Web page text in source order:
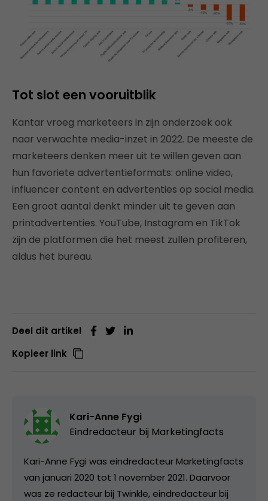
Tot slot een vooruitblik
Kantar vroeg marketeers in zijn onderzoek ook
naar verwachte media-inzet in 2022. De meeste de
marketeers denken meer uit te willen geven aan
hun favoriete advertentieformats: online video,
influencer content en advertenties op social media.
Een groot aantal denkt minder uit te geven aan
printadvertenties. YouTube, Instagram en TikTok
zijn de platformen die het meest zullen profiteren,
aldus het bureau.
Deel dit artikel
Kopieer link
Kari-Anne Fygi
Eindredacteur bij Marketingfacts
Kari-Anne Fygi was eindredacteur Marketingfacts
van januari 2020 tot 1 november 2021. Daarvoor
was ze redacteur bij Twinkle, eindredacteur bij